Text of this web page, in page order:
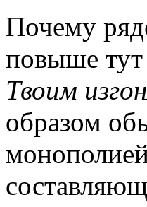
Почему
повыше тут
Твоим
образом